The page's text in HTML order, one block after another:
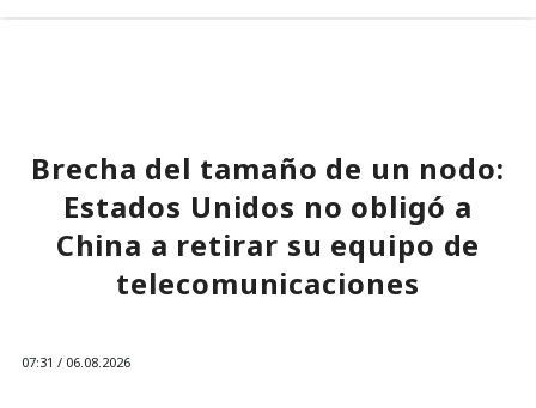
Brecha del tamaño de un nodo:
Estados Unidos no obligó a
China a retirar su equipo de
telecomunicaciones
07:31 / 06.08.2026